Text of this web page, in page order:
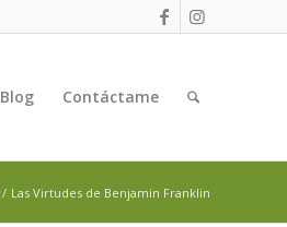
Blog Contáctame
/ Las Virtudes de Benjamin Franklin